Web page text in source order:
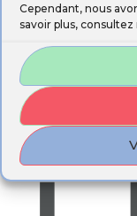
Cependant, nous
savoir plus,